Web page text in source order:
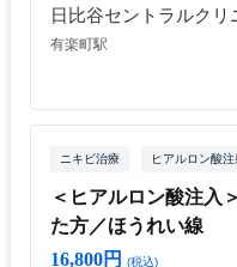
日比谷セントラルクリ
有楽町駅
ニキビ治療 ヒアルロン酸注
＜ヒアルロン酸注入
た方／ほうれい線
16,800円
(税込)